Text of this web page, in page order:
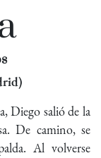
Diego salió de la
De camino, se
Al volverse